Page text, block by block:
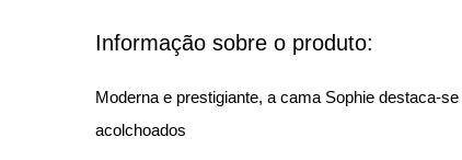
Informação sobre o produto:
Moderna e prestigiante, a cama Sophie destaca-
acolchoados